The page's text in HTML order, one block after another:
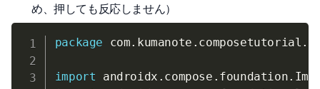
め、押しても反応しません）
package com. kumanote . composetutorial .
import androidx . compose . foundation.